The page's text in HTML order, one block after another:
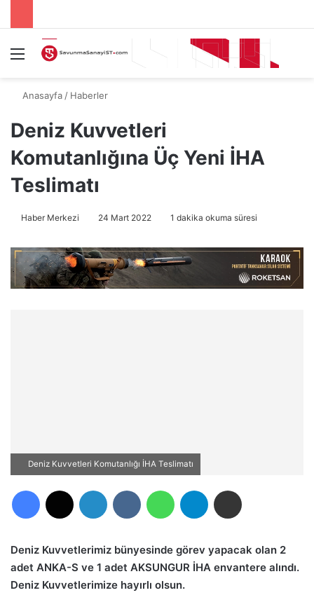
Menü
Anasayfa / Haberler
Deniz Kuvvetleri
Komutanlığına Üç Yeni İHA
Teslimatı
Haber Merkezi 24 Mart 2022 1 dakika okuma süresi
Deniz Kuvvetleri Komutanlığı İHA Teslimatı
Deniz Kuvvetlerimiz bünyesinde görev yapacak olan 2
adet ANKA-S ve 1 adet AKSUNGUR İHA envantere alındı.
Deniz Kuvvetlerimize hayırlı olsun.